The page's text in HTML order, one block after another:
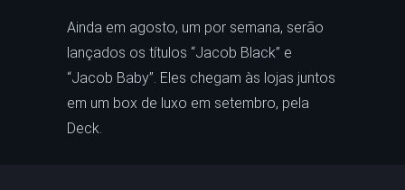
Ainda em agosto, um por semana, serão
lançados os títulos “Jacob Black” e
“Jacob Baby”. Eles chegam às lojas juntos
em um box de luxo em setembro, pela
Deck.